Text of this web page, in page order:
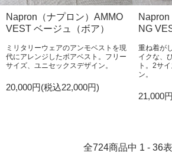
Napron（ナプロン）AMMO
VEST ベージュ（ボア）
ミリタリーウェアのアンモベストを現
代にアレンジしたボアベスト。フリー
サイズ、ユニセックスデザイン。
20,000円(税込22,000円)
Napron
NG
重ね着が
イクな、
ト。2サ
ン。
21,000
全724商品中 1 - 36